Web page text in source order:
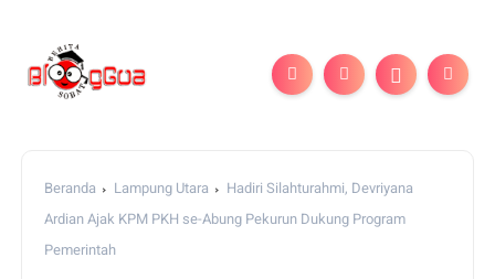
Beranda Lampung Utara
Hadiri Silahturahmi, Devriyana
Ardian Ajak KPM PKH se-Abung Pekurun Dukung Program
Pemerintah